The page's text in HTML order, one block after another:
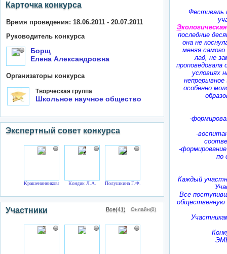
Карточка конкурса
Время проведения: 18.06.2011 - 20.07.2011
Руководитель конкурса
Борщ
Елена Александровна
Организаторы конкурса
Творческая группа
Школьное научное общество
Экспертный совет конкурса
Крашенинникова А.А.Кондик Л.А. Полушкина Г.Ф.
Участники Все(41) Онлайн(0)
Фестиваль
Э
последние
она не
меняя самого
лад, не
проповедовала
условиях
непрерывное
особенно
-
-
-
по
Каждый
Все
общественную